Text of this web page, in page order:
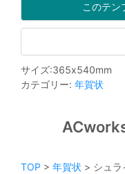
このテン
サイズ:365x540mm
カテゴリー: 年賀状
TOP > 年賀状 > シュ